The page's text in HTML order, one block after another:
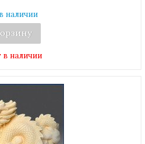
наличии
в наличии